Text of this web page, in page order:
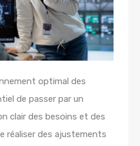
optimal des
de passer par un
clair des besoins et des
réaliser des ajustements